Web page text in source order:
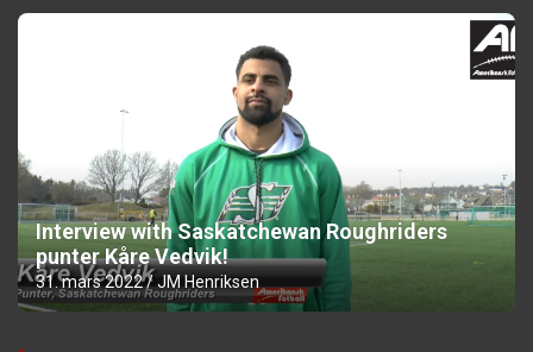
Interview with Saskatchewan Roughriders
punter Kåre Vedvik!
31. mars 2022 JM Henriksen